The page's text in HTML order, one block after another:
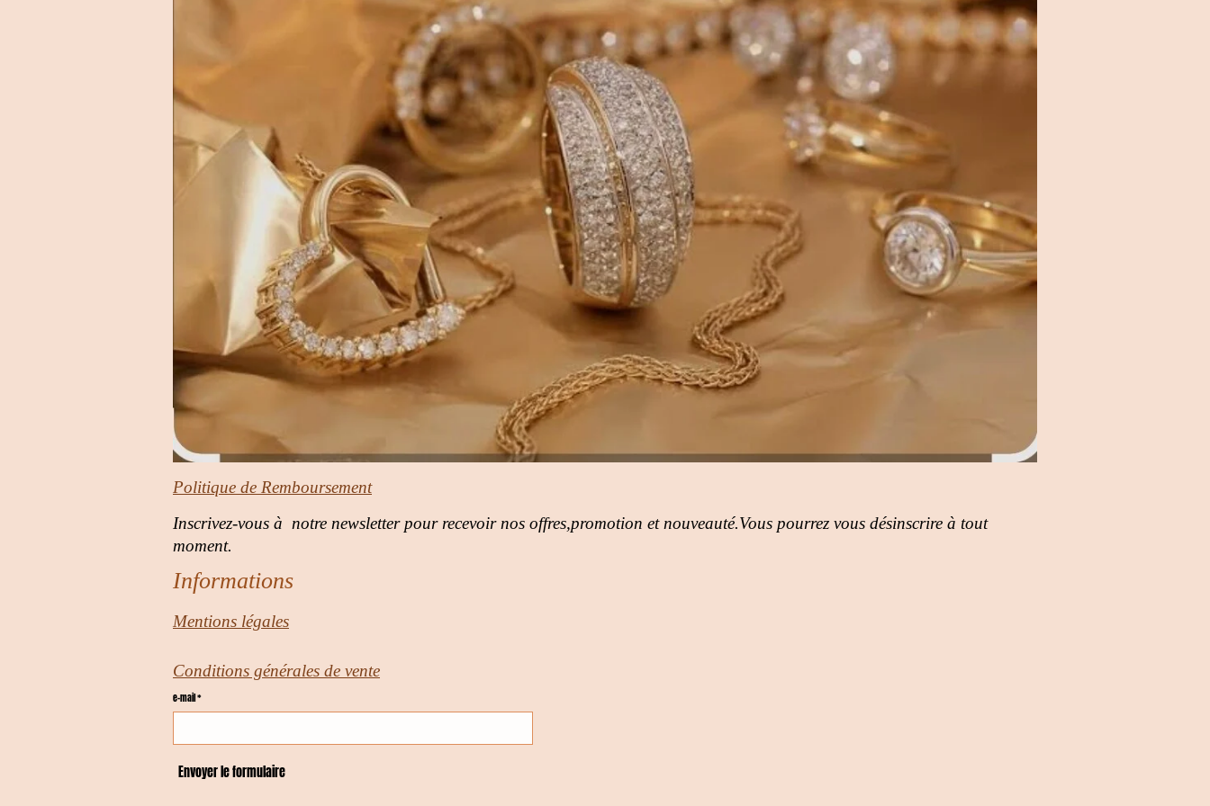
Politique de Remboursement
Inscrivez-vous à notre newsletter pour recevoir nos offres,promotion et nouveauté.Vous pourrez vous désinscrire à tout
moment.
Informations
Mentions légales
Conditions générales de vente
e-mail *
Envoyer le formulaire